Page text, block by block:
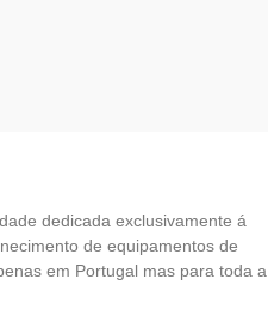
dedicada exclusivamente á
de equipamentos de
em Portugal mas para toda a